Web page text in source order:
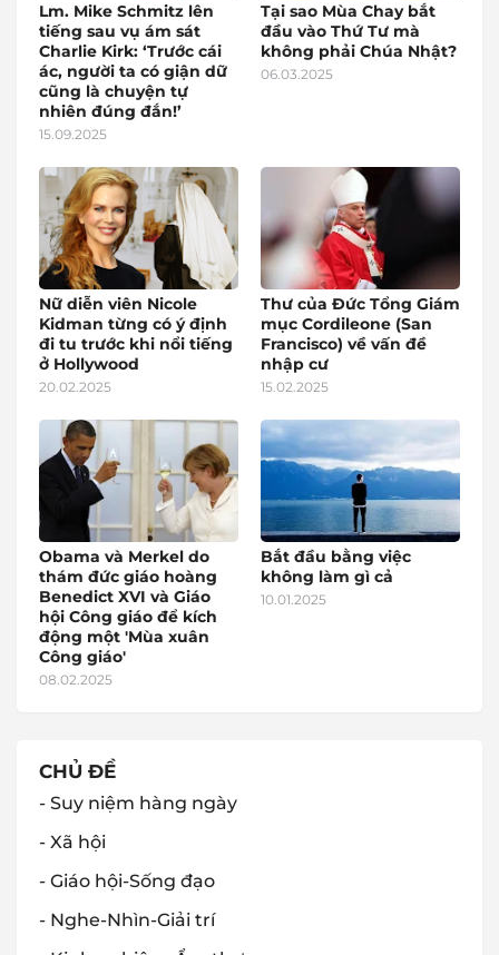
Lm. Mike Schmitz lên
tiếng sau vụ ám sát
Charlie Kirk: ‘Trước cái
ác, người ta có giận dữ
cũng là chuyện tự
nhiên đúng đắn!’
15.09.2025
Tại sao Mùa Chay bắt
đầu vào Thứ Tư mà
không phải Chúa Nhật?
06.03.2025
Nữ diễn viên Nicole
Kidman từng có ý định
đi tu trước khi nổi tiếng
ở Hollywood
20.02.2025
Thư của Đức Tổng Giám
mục Cordileone (San
Francisco) về vấn đề
nhập cư
15.02.2025
Obama và Merkel do
thám đức giáo hoàng
Benedict XVI và Giáo
hội Công giáo để kích
động một 'Mùa xuân
Công giáo'
08.02.2025
Bắt đầu bằng việc
không làm gì cả
10.01.2025
CHỦ ĐỀ
- Suy niệm hàng ngày
- Xã hội
- Giáo hội-Sống đạo
- Nghe-Nhìn-Giải trí